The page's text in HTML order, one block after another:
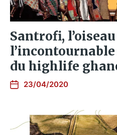
Santrofi,
du highlife
23/04/2020